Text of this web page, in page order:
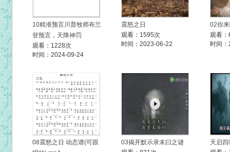
10精准预言川普牧师布兰
登预言，天降神罚
观看：1228次
时间：2024-09-24
震怒之日
观看：1595次
时间：2023-06-22
02你
观看
时间
08震怒之日 动态谱(可跟
03揭开默示录末曰之谜
天启四